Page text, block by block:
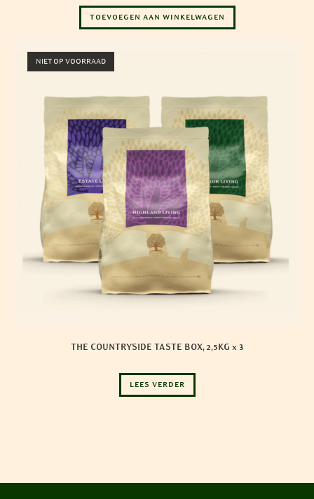
TOEVOEGEN AAN WINKELWAGEN
NIET OP VOORRAAD
THE COUNTRYSIDE TASTE BOX, 2,5KG x 3
LEES VERDER